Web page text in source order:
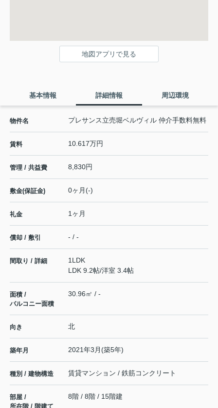
地図アプリで見る
基本情報 詳細情報 周辺環境
物件名 プレサンス立売堀ベルヴィル 仲介手数料無料
賃料 10.617万円
管理 / 共益費 8,830円
敷金(保証金) 0ヶ月(-)
礼金 1ヶ月
償却 / 敷引 - / -
間取り / 詳細
1LDK
LDK 9.2帖/洋室 3.4帖
面積 /
バルコニー面積
30.96㎡ / -
向き 北
築年月 2021年3月(築5年)
種別 / 建物構造 賃貸マンション / 鉄筋コンクリート
部屋 /
所在階 / 階建て
8階 / 8階 / 15階建